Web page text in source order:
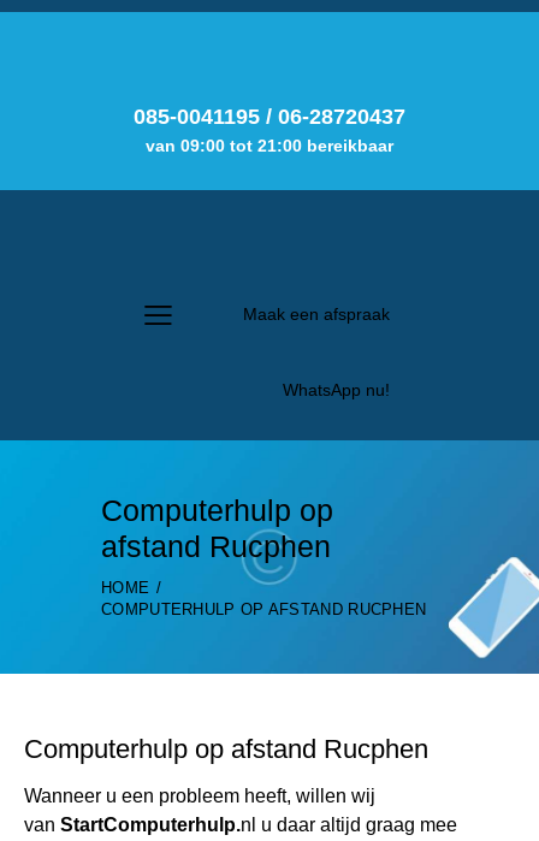
085-0041195 / 06-28720437
van 09:00 tot 21:00 bereikbaar
Maak een afspraak
WhatsApp nu!
Computerhulp op
afstand Rucphen
HOME
COMPUTERHULP OP AFSTAND RUCPHEN
Computerhulp op afstand Rucphen
Wanneer u een probleem heeft, willen wij
van StartComputerhulp.nl u daar altijd graag mee